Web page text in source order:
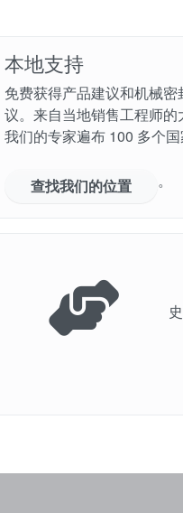
本地支持
免费获得产品建议和机械密
议。来自当地销售工程师的
我们的专家遍布 100 多个国
查找我们的位置 。